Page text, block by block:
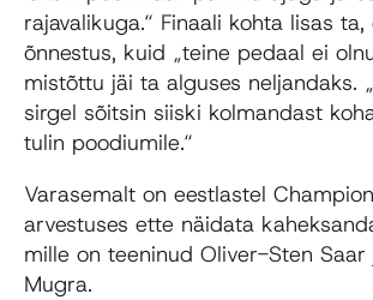
rajavalikuga.“ Finaali kohta lisas
õnnestus, kuid „teine pedaal ei
mistõttu jäi ta alguses neljandaks.
sirgel sõitsin siiski kolmandast
tulin poodiumile.“
Varasemalt on eestlastel
arvestuses ette näidata
mille on teeninud Oliver-Sten Saar
Mugra.